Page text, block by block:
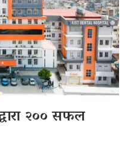
२०० सफल